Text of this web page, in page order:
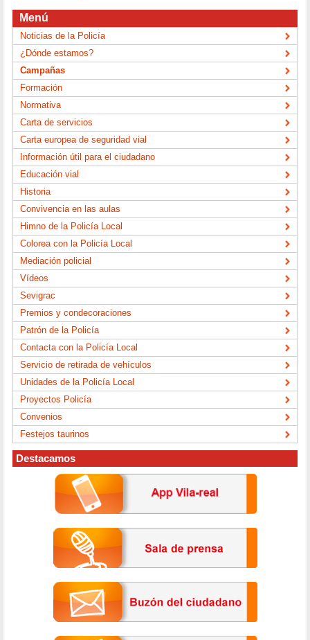
Menú
Noticias de la Policía
¿Dónde estamos?
Campañas
Formación
Normativa
Carta de servicios
Carta europea de seguridad vial
Información útil para el ciudadano
Educación vial
Historia
Convivencia en las aulas
Himno de la Policía Local
Colorea con la Policía Local
Mediación policial
Vídeos
Sevigrac
Premios y condecoraciones
Patrón de la Policía
Contacta con la Policía Local
Servicio de retirada de vehículos
Unidades de la Policía Local
Proyectos Policía
Convenios
Festejos taurinos
Destacamos